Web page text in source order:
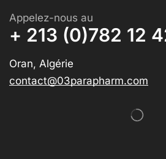
Appelez-nous au
+ 213 (0)782 12
Oran, Algérie
contact@03parapharm.com